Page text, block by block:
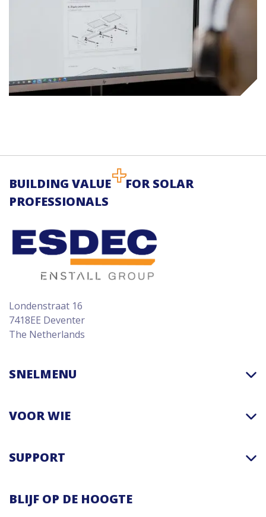
BUILDING VALUE
FOR SOLAR
PROFESSIONALS
Londenstraat 16
7418EE Deventer
The Netherlands
SNELMENU
VOOR WIE
SUPPORT
BLIJF OP DE HOOGTE